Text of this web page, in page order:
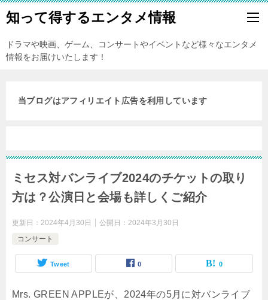
知って得するエンタメ情報
ドラマや映画、ゲーム、コンサートやイベントなど様々なエンタメ
情報をお届けいたします！
当ブログはアフィリエイト広告を利用しています
ミセス対バンライブ2024のチケットの取り
方は？公演日と会場も詳しくご紹介
更新日： 2024年4月30日 公開日： 2024年3月30日
コンサート
Tweet 0 0
Mrs. GREEN APPLEが、2024年の5月に対バンライブ